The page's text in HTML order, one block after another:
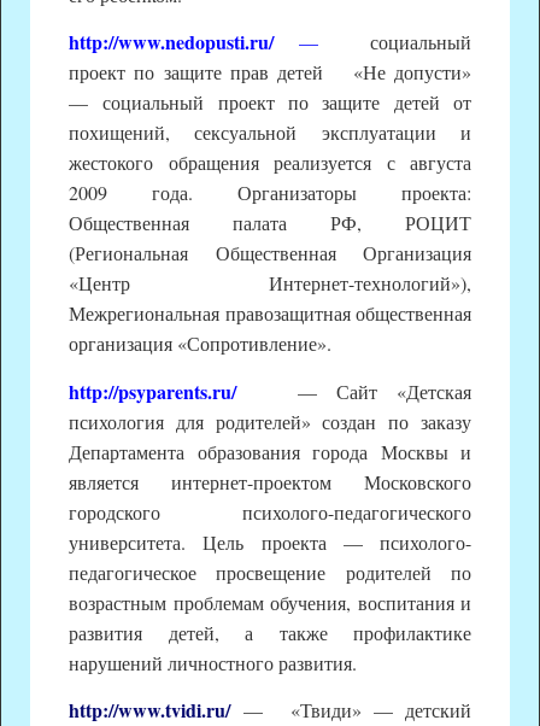
http://www.nedopusti.ru/— социальный
проект по защите прав детей «Не допусти»
— социальный проект по защите детей от
похищений, сексуальной эксплуатации и
жестокого обращения реализуется с августа
2009 года. Организаторы проекта:
Общественная палата РФ, РОЦИТ
(Региональная Общественная Организация
«Центр Интернет-технологий»),
Межрегиональная правозащитная общественная
организация «Сопротивление».
http://psyparents.ru/
— Сайт «Детская
психология для родителей» создан по заказу
Департамента образования города Москвы и
является интернет-проектом Московского
городского психолого-педагогического
университета. Цель проекта — психолого-
педагогическое просвещение родителей по
возрастным проблемам обучения, воспитания и
развития детей, а также профилактике
нарушений личностного развития.
http://www.tvidi.ru/— «Твиди» — детский